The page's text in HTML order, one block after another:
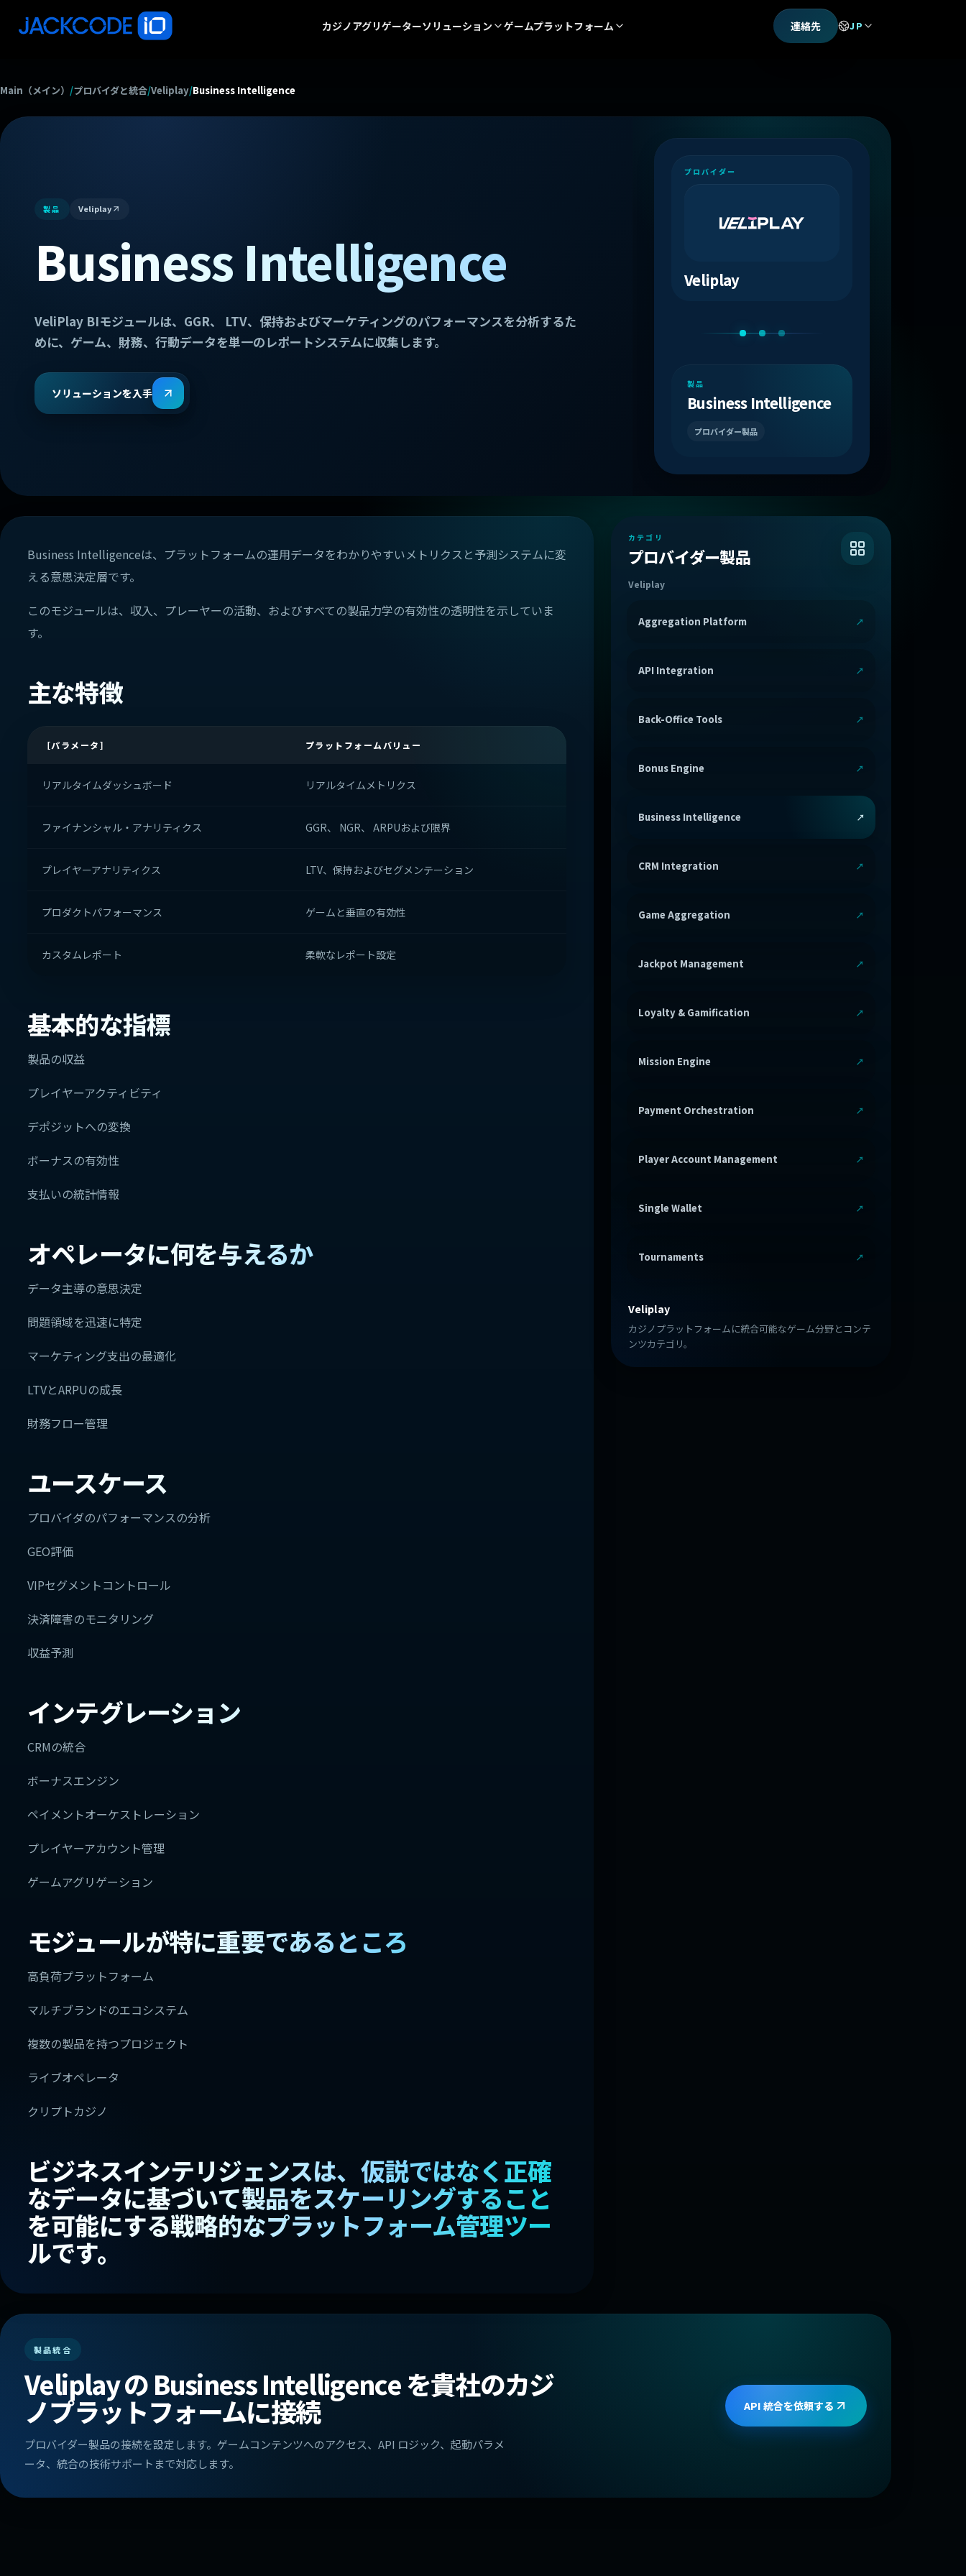
カジノアグリゲーターソリューション ゲームプラットフォーム 連絡先 JP
Main（メイン） /プロバイダと統合/Veliplay/Business Intelligence
製品 Veliplay
Business Intelligence
VeliPlay BIモジュールは、GGR、 LTV、保持およびマーケティングのパフォーマンスを分析するた
めに、ゲーム、財務、行動データを単一のレポートシステムに収集します。
ソリューションを入手
プロバイダー
Veliplay
製品
Business Intelligence
プロバイダー製品
Business Intelligenceは、プラットフォームの運用データをわかりやすいメトリクスと予測システムに変
える意思決定層です。
このモジュールは、収入、プレーヤーの活動、およびすべての製品力学の有効性の透明性を示していま
す。
主な特徴
［パラメータ］ プラットフォームバリュー
リアルタイムダッシュボード リアルタイムメトリクス
ファイナンシャル・アナリティクス GGR、 NGR、 ARPUおよび限界
プレイヤーアナリティクス LTV、保持およびセグメンテーション
プロダクトパフォーマンス ゲームと垂直の有効性
カスタムレポート 柔軟なレポート設定
基本的な指標
製品の収益
プレイヤーアクティビティ
デポジットへの変換
ボーナスの有効性
支払いの統計情報
オペレータに何を与えるか
データ主導の意思決定
問題領域を迅速に特定
マーケティング支出の最適化
LTVとARPUの成長
財務フロー管理
ユースケース
プロバイダのパフォーマンスの分析
GEO評価
VIPセグメントコントロール
決済障害のモニタリング
収益予測
インテグレーション
CRMの統合
ボーナスエンジン
ペイメントオーケストレーション
プレイヤーアカウント管理
ゲームアグリゲーション
モジュールが特に重要であるところ
高負荷プラットフォーム
マルチブランドのエコシステム
複数の製品を持つプロジェクト
ライブオペレータ
クリプトカジノ
ビジネスインテリジェンスは、仮説ではなく正確
なデータに基づいて製品をスケーリングすること
を可能にする戦略的なプラットフォーム管理ツー
ルです。
カテゴリ
プロバイダー製品
Veliplay
Aggregation Platform
API Integration
Back-Office Tools
Bonus Engine
Business Intelligence
CRM Integration
Game Aggregation
Jackpot Management
Loyalty & Gamification
Mission Engine
Payment Orchestration
Player Account Management
Single Wallet
Tournaments
Veliplay
カジノプラットフォームに統合可能なゲーム分野とコンテ
ンツカテゴリ。
製品統合
Veliplay の Business Intelligence を貴社のカジ
ノプラットフォームに接続
プロバイダー製品の接続を設定します。ゲームコンテンツへのアクセス、API ロジック、起動パラメ
ータ、統合の技術サポートまで対応します。
API 統合を依頼する